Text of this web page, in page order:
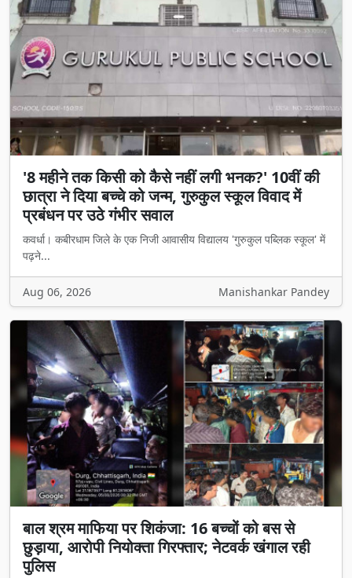
'8 महीने तक किसी को कैसे नहीं लगी भनक?' 10वीं की
छात्रा ने दिया बच्चे को जन्म, गुरुकुल स्कूल विवाद में
प्रबंधन पर उठे गंभीर सवाल
कवर्धा। कबीरधाम जिले के एक निजी आवासीय विद्यालय 'गुरुकुल पब्लिक स्कूल' में
पढ़ने...
Aug 06, 2026 Manishankar Pandey
बाल श्रम माफिया पर शिकंजा: 16 बच्चों को बस से
छुड़ाया, आरोपी नियोक्ता गिरफ्तार; नेटवर्क खंगाल रही
पुलिस